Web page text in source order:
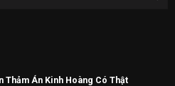
Thảm Án Kinh Hoàng Có Thật